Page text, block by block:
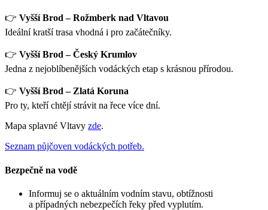
👉 Vyšší Brod – Rožmberk nad Vltavou
Ideální kratší trasa vhodná i pro začátečníky.
👉 Vyšší Brod – Český Krumlov
Jedna z nejoblíbenějších vodáckých etap s krásnou přírodou.
👉 Vyšší Brod – Zlatá Koruna
Pro ty, kteří chtějí strávit na řece více dní.
Mapa splavné Vltavy zde.
Seznam půjčoven vodáckých potřeb.
Bezpečně na vodě
Informuj se o aktuálním vodním stavu, obtížnosti
a případných nebezpečích řeky před vyplutím.